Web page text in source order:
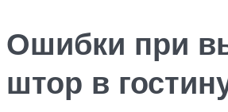
Ошибки при
штор в